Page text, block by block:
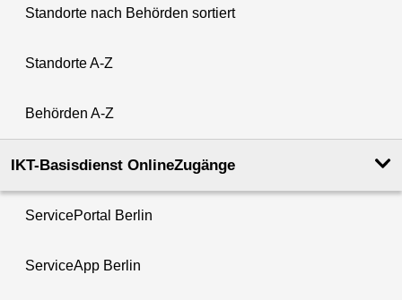
Standorte nach Behörden sortiert
Standorte A-Z
Behörden A-Z
IKT-Basisdienst OnlineZugänge
ServicePortal Berlin
ServiceApp Berlin